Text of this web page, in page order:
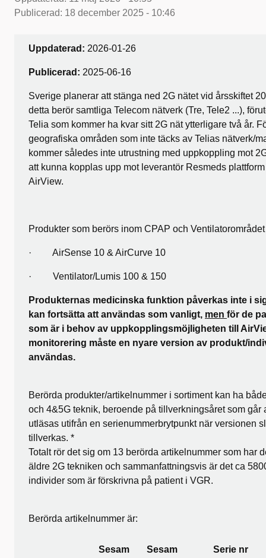
Publicerad: 18 december 2025 - 10:46
Uppdaterad: 2026-01-26
Publicerad: 2025-06-16
Sverige planerar att stänga ned 2G nätet vid årsskiftet
detta berör samtliga Telecom nätverk (Tre, Tele2 ...),
Telia som kommer ha kvar sitt 2G nät ytterligare två år.
geografiska områden som inte täcks av Telias nätverk/
kommer således inte utrustning med uppkoppling mot
att kunna kopplas upp mot leverantör Resmeds plattform
AirView.
Produkter som berörs inom CPAP och
· AirSense 10 & AirCurve 10
· Ventilator/Lumis 100 & 150
Produkternas medicinska funktion påverkas inte i
kan fortsätta att användas som vanligt, men för de
som är i behov av uppkopplingsmöjligheten till
monitorering måste en nyare version av produkt/
användas.
Berörda produkter/artikelnummer i sortiment kan ha
och 4&5G teknik, beroende på tillverkningsåret som går
utläsas utifrån en serienummerbrytpunkt när versionen
tillverkas. *
Totalt rör det sig om 13 berörda artikelnummer som har
äldre 2G tekniken och sammanfattningsvis är det ca
individer som är förskrivna på patient i VGR.
Berörda artikelnummer är:
Sesam
Sesam
Serie nr